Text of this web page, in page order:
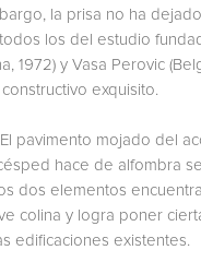
la prisa no ha
los del estudio
1972) y Vasa Perovic
exquisito.
pavimento mojado del
hace de alfombra
dos elementos
colina y logra poner
edificaciones existentes.